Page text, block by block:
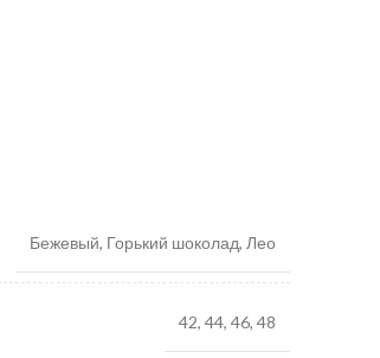
Бежевый, Горький шоколад, Лео
42, 44, 46, 48